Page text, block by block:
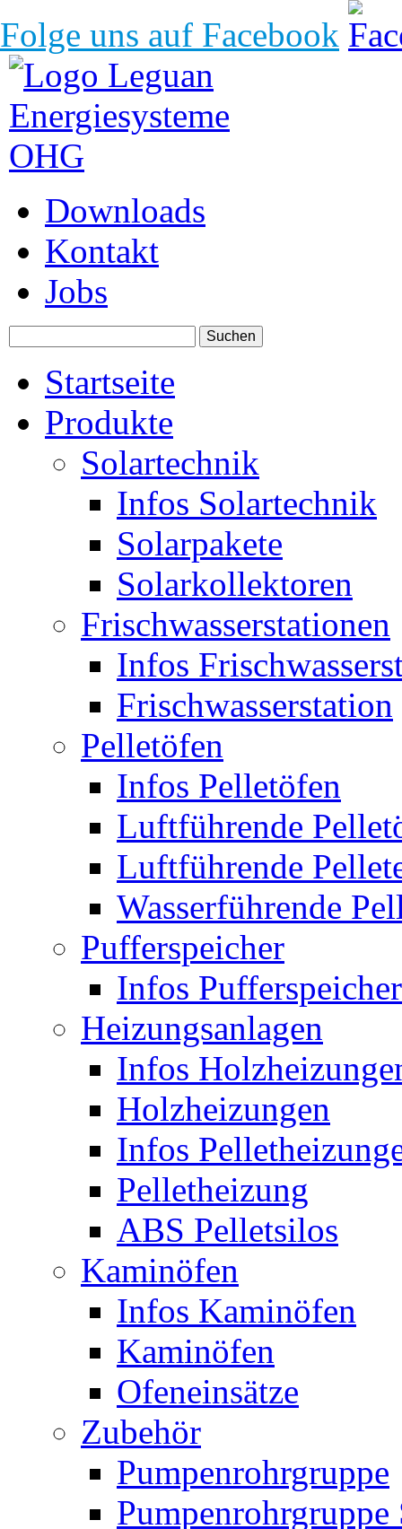
Folge uns auf Facebook
Downloads
Kontakt
Jobs
Startseite
Produkte
Solartechnik
Infos Solartechnik
Solarpakete
Solarkollektoren
Frischwasserstationen
Infos
Frischwasserstation
Pelletöfen
Infos Pelletöfen
Luftführende
Luftführende
Wasserführende
Pufferspeicher
Infos Pufferspeicher
Heizungsanlagen
Infos
Holzheizungen
Infos
Pelletheizung
ABS Pelletsilos
Kaminöfen
Infos Kaminöfen
Kaminöfen
Ofeneinsätze
Zubehör
Pumpenrohrgruppe
Pumpenrohrgruppe